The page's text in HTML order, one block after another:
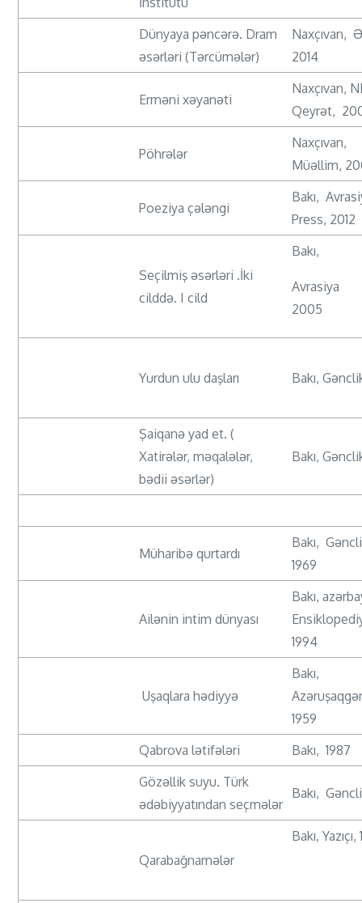
Dünyaya pəncərə. Dram
əsərləri (Tərcümələr)
Naxçıvan,
2014
Erməni xəyanəti
Naxçıvan,
Qeyrət,
Pöhrələr
Naxçıvan,
Müəllim,
Poeziya çələngi
Bakı,
Press, 2012
Seçilmiş əsərləri .İki
cilddə. I cild
Bakı,
Avrasiya
2005
Yurdun ulu daşları Bakı,
Şaiqanə yad et. (
Xatirələr, məqalələr,
bədii əsərlər)
Bakı,
Müharibə qurtardı
Bakı,
1969
Ailənin intim dünyası
Bakı,
1994
Uşaqlara hədiyyə
Bakı,
1959
Qabrova lətifələri
Bakı, 1987
Gözəllik suyu. Türk
ədəbiyyatından seçmələr
Bakı,
Qarabağnamələr
Bakı,